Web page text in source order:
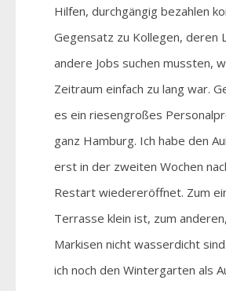
Hilfen, durchgängig bezahlen
Gegensatz zu Kollegen, deren
andere Jobs suchen mussten,
Zeitraum einfach zu lang war.
es ein riesengroßes
ganz Hamburg. Ich habe den
erst in der zweiten Wochen
Restart wiedereröffnet. Zum
Terrasse klein ist, zum
Markisen nicht wasserdicht
ich noch den Wintergarten als